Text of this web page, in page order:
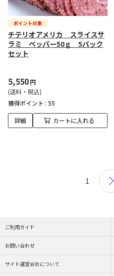
チテリオアメリカ スライスサ
ラミ ペッパー50ｇ 5パック
セット
5,550円
(送料・税込)
獲得ポイント : 55
詳細 カートに入れる
1
ご利用ガイド
お問い合わせ
サイト運営会社について